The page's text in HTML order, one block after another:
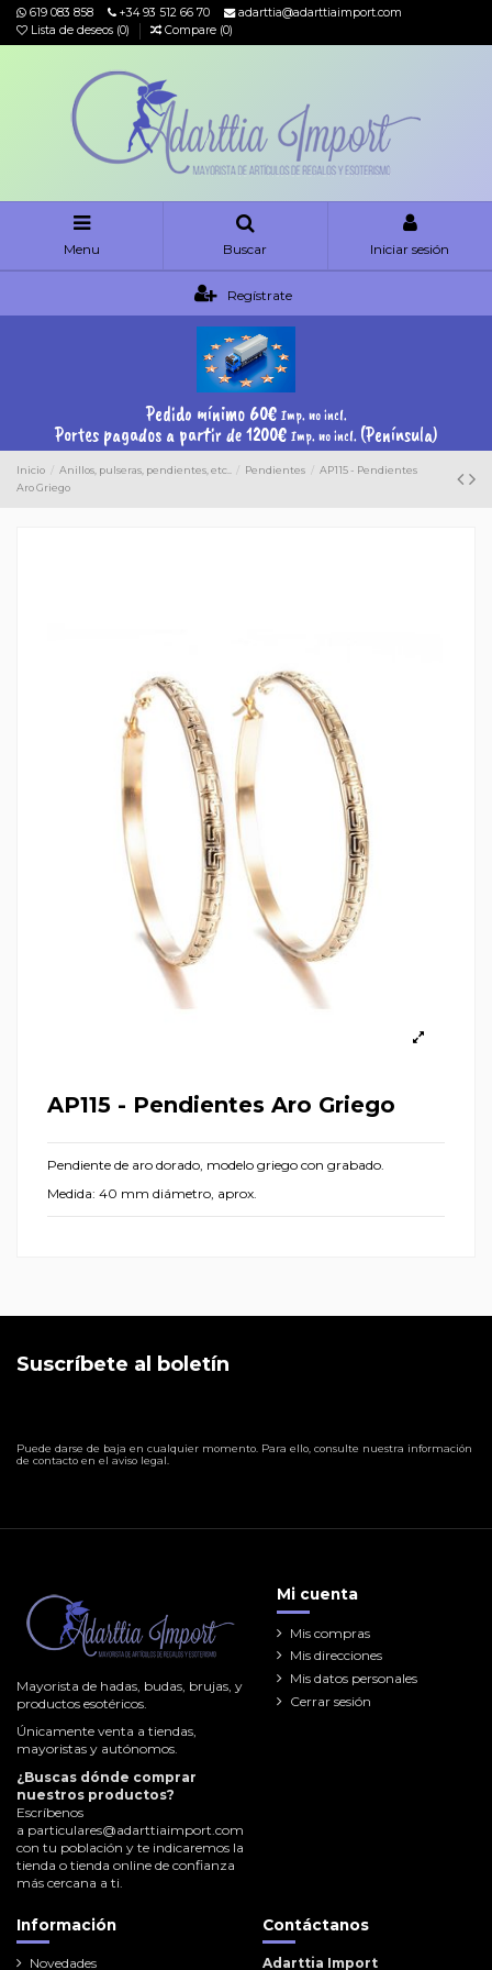
619 083 858 +34 93 512 66 70
adarttia@adarttiaimport.com
Lista de deseos (0) Compare (0)
Menu Buscar Iniciar sesión
Regístrate
Pedido mínimo 60€ Imp. no incl.
Portes pagados a partir de 1200€ Imp. no incl. (Península)
Inicio Anillos, pulseras, pendientes, etc.. Pendientes
AP115 - Pendientes
Aro Griego
AP115 - Pendientes Aro Griego
Pendiente de aro dorado, modelo griego con grabado.
Medida: 40 mm diámetro, aprox.
Suscríbete al boletín
Puede darse de baja en cualquier momento. Para ello, consulte nuestra información
de contacto en el aviso legal.
Mayorista de hadas, budas, brujas, y
productos esotéricos.
Únicamente venta a tiendas,
mayoristas y autónomos.
¿Buscas dónde comprar
nuestros productos?
Escríbenos
a particulares@adarttiaimport.com
con tu población y te indicaremos la
tienda o tienda online de confianza
más cercana a ti.
Mi cuenta
Mis compras
Mis direcciones
Mis datos personales
Cerrar sesión
Información
Novedades
Contáctanos
Adarttia Import